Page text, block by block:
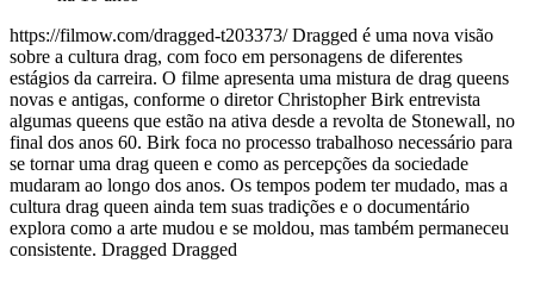
https://filmow.com/dragged-t203373/ Dragged é uma nova visão
sobre a cultura drag, com foco em personagens de diferentes
estágios da carreira. O filme apresenta uma mistura de drag queens
novas e antigas, conforme o diretor Christopher Birk entrevista
algumas queens que estão na ativa desde a revolta de Stonewall, no
final dos anos 60. Birk foca no processo trabalhoso necessário para
se tornar uma drag queen e como as percepções da sociedade
mudaram ao longo dos anos. Os tempos podem ter mudado, mas a
cultura drag queen ainda tem suas tradições e o documentário
explora como a arte mudou e se moldou, mas também permaneceu
consistente. Dragged Dragged